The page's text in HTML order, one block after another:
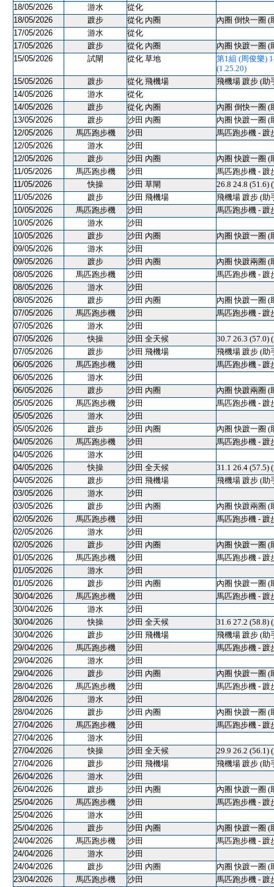
18/05/2026 游水
從化
18/05/2026
踱步 從化 內圈
內圈 倒快一圈 (
17/05/2026
游水
從化
17/05/2026
踱步 從化 內圈
內圈 快踱一圈 (
15/05/2026
試閘 從化 草地
第1組 (周俊樂)
(1.25.20)
15/05/2026
踱步 從化 飛機場
飛機場 踱步 (助
14/05/2026
游水
從化
14/05/2026
踱步 從化 內圈
內圈 倒快一圈 (
13/05/2026
踱步 沙田 內圈
內圈 快踱一圈 (
12/05/2026
馬匹跑步機 沙田
馬匹跑步機 - 踱
12/05/2026
游水
沙田
12/05/2026
踱步 沙田 內圈
內圈 快踱一圈 (
11/05/2026
馬匹跑步機 沙田
馬匹跑步機 - 踱
11/05/2026
快操 沙田 草閘
26.8 24.8 (51.6)
11/05/2026
踱步 沙田 飛機場
飛機場 踱步 (助
10/05/2026
馬匹跑步機 沙田
馬匹跑步機 - 踱
10/05/2026
游水
沙田
10/05/2026
踱步 沙田 內圈
內圈 快踱一圈 (
09/05/2026
游水
沙田
09/05/2026
踱步 沙田 內圈
內圈 快踱兩圈 (
08/05/2026
馬匹跑步機 沙田
馬匹跑步機 - 踱
08/05/2026
游水
沙田
08/05/2026
踱步 沙田 內圈
內圈 快踱一圈 (
07/05/2026
馬匹跑步機 沙田
馬匹跑步機 - 踱
07/05/2026
游水
沙田
07/05/2026
快操 沙田 全天候
30.7 26.3 (57.0)
07/05/2026
踱步 沙田 飛機場
飛機場 踱步 (助
06/05/2026
馬匹跑步機 沙田
馬匹跑步機 - 踱
06/05/2026
游水
沙田
06/05/2026
踱步 沙田 內圈
內圈 快踱兩圈 (
05/05/2026
馬匹跑步機 沙田
馬匹跑步機 - 踱
05/05/2026
游水
沙田
05/05/2026
踱步 沙田 內圈
內圈 快踱一圈 (
04/05/2026
馬匹跑步機 沙田
馬匹跑步機 - 踱
04/05/2026
游水
沙田
04/05/2026
快操 沙田 全天候
31.1 26.4 (57.5)
04/05/2026
踱步 沙田 飛機場
飛機場 踱步 (助
03/05/2026
游水
沙田
03/05/2026
踱步 沙田 內圈
內圈 快踱兩圈 (
02/05/2026
馬匹跑步機 沙田
馬匹跑步機 - 踱
02/05/2026
游水
沙田
02/05/2026
踱步 沙田 內圈
內圈 快踱一圈 (
01/05/2026
馬匹跑步機 沙田
馬匹跑步機 - 踱
01/05/2026
游水
沙田
01/05/2026
踱步 沙田 內圈
內圈 快踱一圈 (
30/04/2026
馬匹跑步機 沙田
馬匹跑步機 - 踱
30/04/2026
游水
沙田
30/04/2026
快操 沙田 全天候
31.6 27.2 (58.8)
30/04/2026
踱步 沙田 飛機場
飛機場 踱步 (助
29/04/2026
馬匹跑步機 沙田
馬匹跑步機 - 踱
29/04/2026
游水
沙田
29/04/2026
踱步 沙田 內圈
內圈 快踱一圈 (
28/04/2026
馬匹跑步機 沙田
馬匹跑步機 - 踱
28/04/2026
游水
沙田
28/04/2026
踱步 沙田 內圈
內圈 快踱一圈 (
27/04/2026
馬匹跑步機 沙田
馬匹跑步機 - 踱
27/04/2026
游水
沙田
27/04/2026
快操 沙田 全天候
29.9 26.2 (56.1)
27/04/2026
踱步 沙田 飛機場
飛機場 踱步 (助
26/04/2026
游水
沙田
26/04/2026
踱步 沙田 內圈
內圈 快踱一圈 (
25/04/2026
馬匹跑步機 沙田
馬匹跑步機 - 踱
25/04/2026
游水
沙田
25/04/2026
踱步 沙田 內圈
內圈 快踱一圈 (
24/04/2026
馬匹跑步機 沙田
馬匹跑步機 - 踱
24/04/2026
游水
沙田
24/04/2026
踱步 沙田 內圈
內圈 快踱一圈 (
23/04/2026
馬匹跑步機 沙田
馬匹跑步機 - 踱